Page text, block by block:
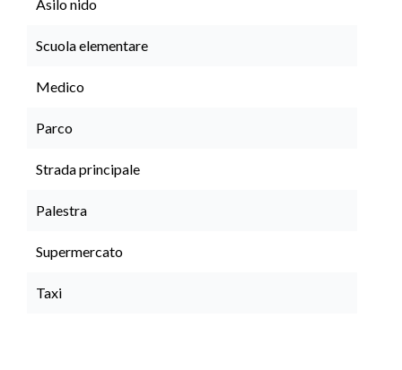
Asilo nido
Scuola elementare
Medico
Parco
Strada principale
Palestra
Supermercato
Taxi